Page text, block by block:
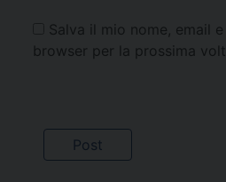
Salva il mio nome, email
browser per la prossima